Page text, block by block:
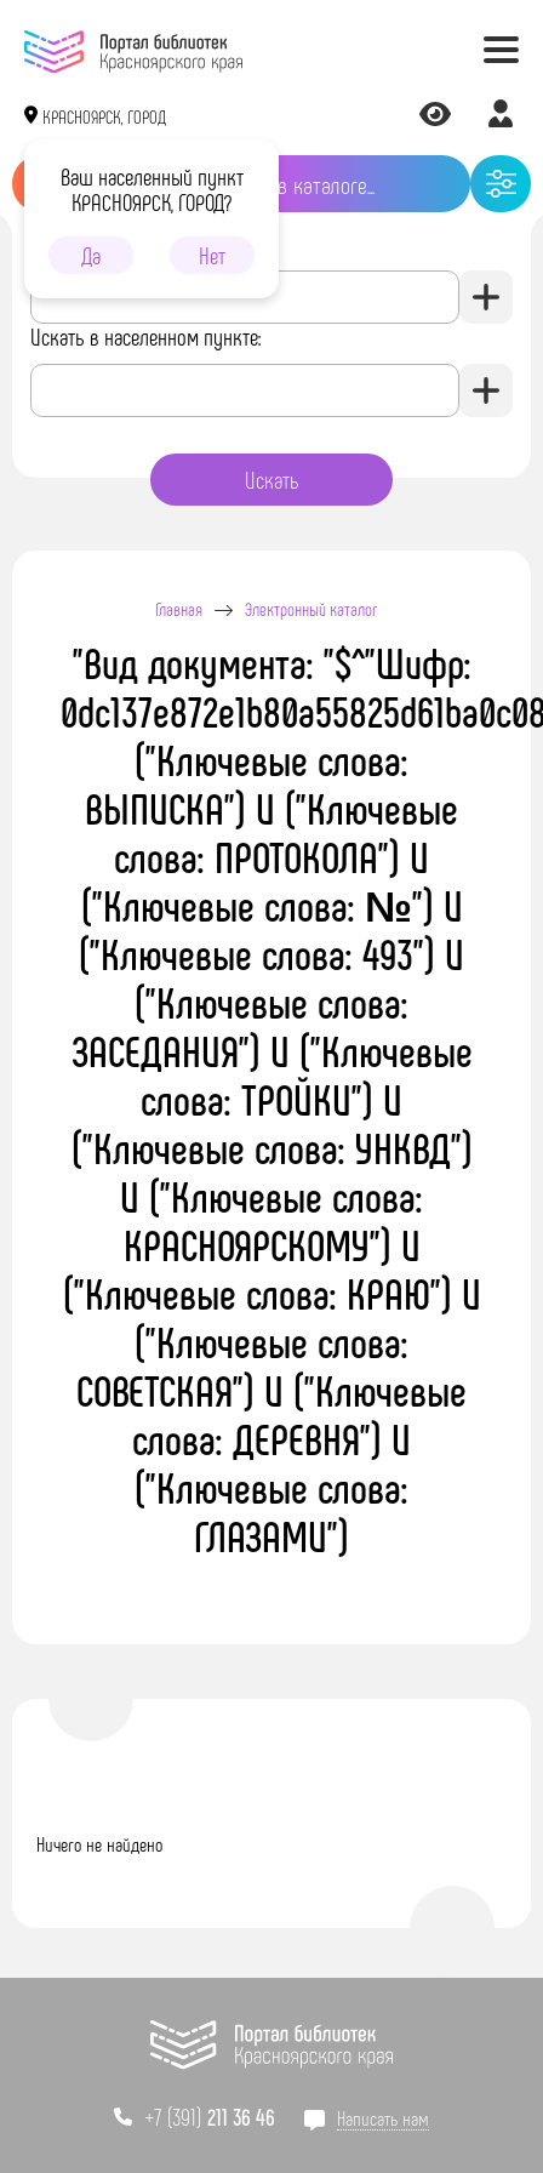
КРАСНОЯРСК, ГОРОД
Ваш населенный пункт
КРАСНОЯРСК, ГОРОД?
Да
Нет
Искать в библиотеке:
Искать в населенном пункте:
Главная Электронный каталог
"Вид документа: "$^"Шифр:
("Ключевые слова:
ВЫПИСКА") И ("Ключевые
слова: ПРОТОКОЛА") И
("Ключевые слова: №") И
("Ключевые слова: 493") И
("Ключевые слова:
ЗАСЕДАНИЯ") И ("Ключевые
слова: ТРОЙКИ") И
("Ключевые слова: УНКВД")
И ("Ключевые слова:
КРАСНОЯРСКОМУ") И
("Ключевые слова: КРАЮ") И
("Ключевые слова:
СОВЕТСКАЯ") И ("Ключевые
слова: ДЕРЕВНЯ") И
("Ключевые слова:
ГЛАЗАМИ")
Ничего не найдено
+7 (391) 211 36 46 Написать нам